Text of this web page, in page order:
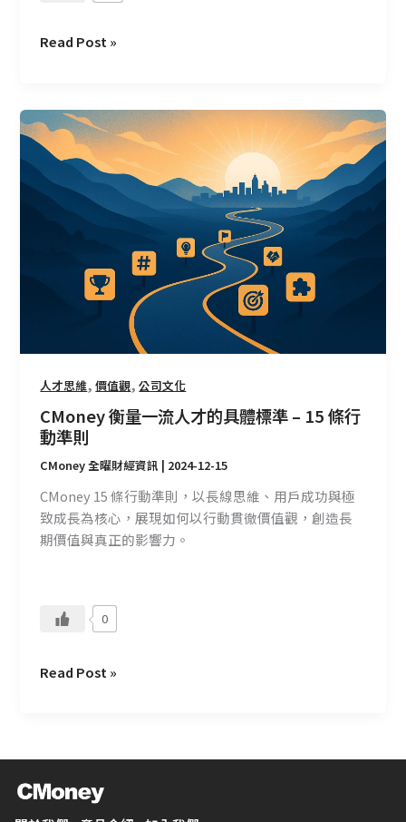
Read Post »
人才思維,價值觀,公司文化
CMoney 衡量一流人才的具體標準 – 15 條行
動準則
CMoney 全曜財經資訊 | 2024-12-15
CMoney 15 條行動準則，以長線思維、用戶成功與極
致成長為核心，展現如何以行動貫徹價值觀，創造長
期價值與真正的影響力。
0
CMoney
衡
一
準
–
條
行
動
準
則
Read Post »